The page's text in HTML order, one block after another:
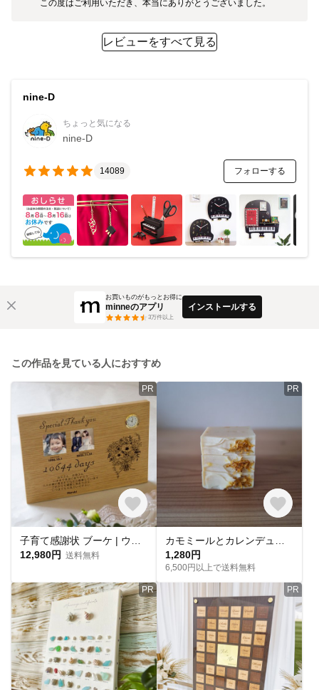
この度はご利用いただき、本当にありがとうございました。
レビューをすべて見る
nine-D
ちょっと気になる
nine-D
14089 フォローする
お買いものがもっとお得に
minneのアプリ
3万件以上
インストールする
この作品を見ている人におすすめ
PR
12,980円 送料無料
PR
1,280円
6,500円以上で送料無料
PR PR